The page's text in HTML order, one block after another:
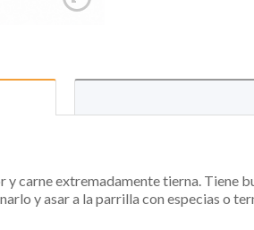
carne extremadamente tierna. Tiene
y asar a la parrilla con especias o